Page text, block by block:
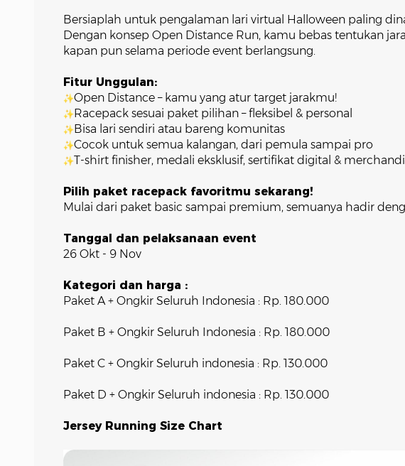
Bersiaplah untuk pengalaman lari virtual Halloween paling
Dengan konsep Open Distance Run, kamu bebas tentukan
kapan pun selama periode event berlangsung.
Fitur Unggulan:
Open Distance – kamu yang atur target jarakmu!
Racepack sesuai paket pilihan – fleksibel & personal
Bisa lari sendiri atau bareng komunitas
Cocok untuk semua kalangan, dari pemula sampai pro
T-shirt finisher, medali eksklusif, sertifikat digital &
Pilih paket racepack favoritmu sekarang!
Mulai dari paket basic sampai premium, semuanya hadir
Tanggal dan pelaksanaan event
26 Okt - 9 Nov
Kategori dan harga :
Paket A + Ongkir Seluruh Indonesia : Rp. 180.000
Paket B + Ongkir Seluruh Indonesia : Rp. 180.000
Paket C + Ongkir Seluruh indonesia : Rp. 130.000
Paket D + Ongkir Seluruh indonesia : Rp. 130.000
Jersey Running Size Chart